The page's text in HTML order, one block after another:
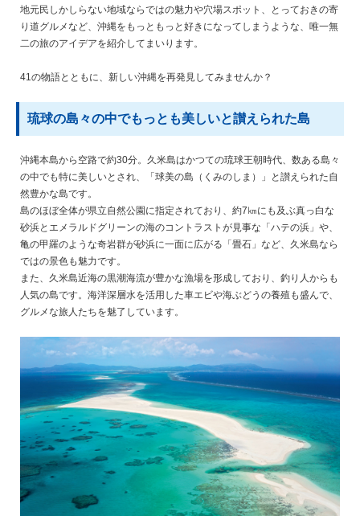
地元民しかしらない地域ならではの魅力や穴場スポット、とっておきの寄
り道グルメなど、沖縄をもっともっと好きになってしまうような、唯一無
二の旅のアイデアを紹介してまいります。
41の物語とともに、新しい沖縄を再発見してみませんか？
琉球の島々の中でもっとも美しいと讃えられた島
沖縄本島から空路で約30分。久米島はかつての琉球王朝時代、数ある島々
の中でも特に美しいとされ、「球美の島（くみのしま）」と讃えられた自
然豊かな島です。
島のほぼ全体が県立自然公園に指定されており、約7㎞にも及ぶ真っ白な
砂浜とエメラルドグリーンの海のコントラストが見事な「ハテの浜」や、
亀の甲羅のような奇岩群が砂浜に一面に広がる「畳石」など、久米島なら
ではの景色も魅力です。
また、久米島近海の黒潮海流が豊かな漁場を形成しており、釣り人からも
人気の島です。海洋深層水を活用した車エビや海ぶどうの養殖も盛んで、
グルメな旅人たちを魅了しています。